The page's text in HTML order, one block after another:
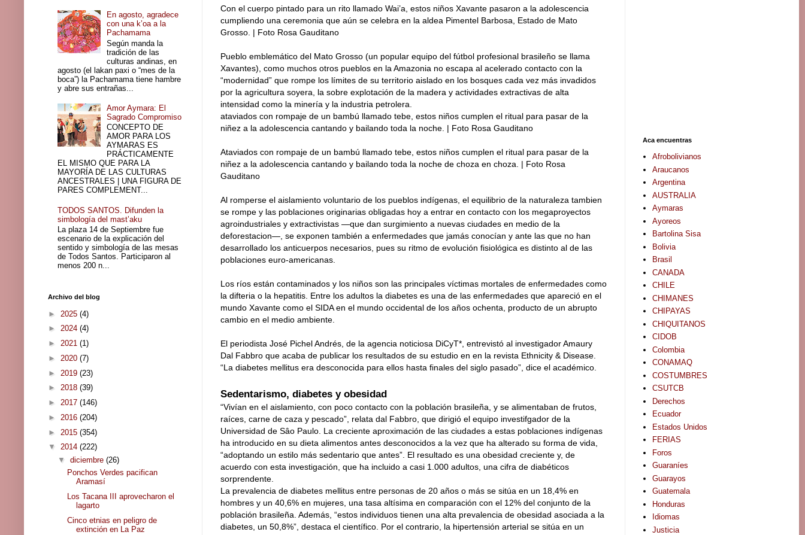
Con el cuerpo pintado para un rito llamado Wai’a, estos niños Xavante pasaron a la adolescencia
cumpliendo una ceremonia que aún se celebra en la aldea Pimentel Barbosa, Estado de Mato
Grosso. | Foto Rosa Gauditano
Pueblo emblemático del Mato Grosso (un popular equipo del fútbol profesional brasileño se llama
Xavantes), como muchos otros pueblos en la Amazonia no escapa al acelerado contacto con la
“modernidad” que rompe los límites de su territorio aislado en los bosques cada vez más invadidos
por la agricultura soyera, la sobre explotación de la madera y actividades extractivas de alta
intensidad como la minería y la industria petrolera.
ataviados con rompaje de un bambú llamado tebe, estos niños cumplen el ritual para pasar de la
niñez a la adolescencia cantando y bailando toda la noche. | Foto Rosa Gauditano
Ataviados con rompaje de un bambú llamado tebe, estos niños cumplen el ritual para pasar de la
niñez a la adolescencia cantando y bailando toda la noche de choza en choza. | Foto Rosa
Gauditano
Al romperse el aislamiento voluntario de los pueblos indígenas, el equilibrio de la naturaleza tambien
se rompe y las poblaciones originarias obligadas hoy a entrar en contacto con los megaproyectos
agroindustriales y extractivistas —que dan surgimiento a nuevas ciudades en medio de la
deforestacion—, se exponen también a enfermedades que jamás conocían y ante las que no han
desarrollado los anticuerpos necesarios, pues su ritmo de evolución fisiológica es distinto al de las
poblaciones euro-americanas.
Los ríos están contaminados y los niños son las principales víctimas mortales de enfermedades como
la difteria o la hepatitis. Entre los adultos la diabetes es una de las enfermedades que apareció en el
mundo Xavante como el SIDA en el mundo occidental de los años ochenta, producto de un abrupto
cambio en el medio ambiente.
El periodista José Pichel Andrés, de la agencia noticiosa DiCyT*, entrevistó al investigador Amaury
Dal Fabbro que acaba de publicar los resultados de su estudio en en la revista Ethnicity & Disease.
“La diabetes mellitus era desconocida para ellos hasta finales del siglo pasado”, dice el académico.
Sedentarismo, diabetes y obesidad
“Vivían en el aislamiento, con poco contacto con la población brasileña, y se alimentaban de frutos,
raíces, carne de caza y pescado”, relata dal Fabbro, que dirigió el equipo investifgador de la
Universidad de Sâo Paulo. La creciente aproximación de las ciudades a estas poblaciones indígenas
ha introducido en su dieta alimentos antes desconocidos a la vez que ha alterado su forma de vida,
“adoptando un estilo más sedentario que antes”. El resultado es una obesidad creciente y, de
acuerdo con esta investigación, que ha incluido a casi 1.000 adultos, una cifra de diabéticos
sorprendente.
La prevalencia de diabetes mellitus entre personas de 20 años o más se sitúa en un 18,4% en
hombres y un 40,6% en mujeres, una tasa altísima en comparación con el 12% del conjunto de la
población brasileña. Además, “estos individuos tienen una alta prevalencia de obesidad asociada a la
diabetes, un 50,8%”, destaca el científico. Por el contrario, la hipertensión arterial se sitúa en un
En agosto, agradece
con una k’oa a la
Pachamama
Según manda la
tradición de las
culturas andinas, en
agosto (el lakan paxi o “mes de la
boca”) la Pachamama tiene hambre
y abre sus entrañas...
Amor Aymara: El
Sagrado Compromiso
CONCEPTO DE
AMOR PARA LOS
AYMARAS ES
PRÁCTICAMENTE
EL MISMO QUE PARA LA
MAYORÍA DE LAS CULTURAS
ANCESTRALES | UNA FIGURA DE
PARES COMPLEMENT...
TODOS SANTOS. Difunden la
simbología del mast’aku
La plaza 14 de Septiembre fue
escenario de la explicación del
sentido y simbología de las mesas
de Todos Santos. Participaron al
menos 200 n...
Archivo del blog
► 2025 (4)
► 2024 (4)
► 2021 (1)
► 2020 (7)
► 2019 (23)
► 2018 (39)
► 2017 (146)
► 2016 (204)
► 2015 (354)
▼ 2014 (222)
▼ diciembre (26)
Ponchos Verdes pacifican
Aramasí
Los Tacana III aprovecharon el
lagarto
Cinco etnias en peligro de
extinción en La Paz
Aca encuentras
Afrobolivianos
Araucanos
Argentina
AUSTRALIA
Aymaras
Ayoreos
Bartolina Sisa
Bolivia
Brasil
CANADA
CHILE
CHIMANES
CHIPAYAS
CHIQUITANOS
CIDOB
Colombia
CONAMAQ
COSTUMBRES
CSUTCB
Derechos
Ecuador
Estados Unidos
FERIAS
Foros
Guaraníes
Guarayos
Guatemala
Honduras
Idiomas
Justicia